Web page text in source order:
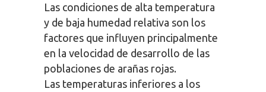
Las condiciones de alta temperatura
y de baja humedad relativa son los
factores que influyen principalmente
en la velocidad de desarrollo de las
poblaciones de arañas rojas.
Las temperaturas inferiores a los